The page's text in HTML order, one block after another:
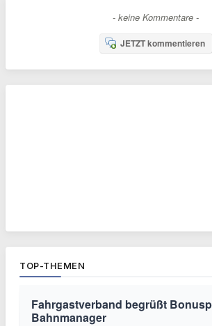
- keine Kommentare -
JETZT kommentieren
TOP-THEMEN
Fahrgastverband begrüßt
Bahnmanager